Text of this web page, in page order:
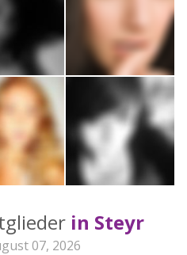
in Steyr
07, 2026